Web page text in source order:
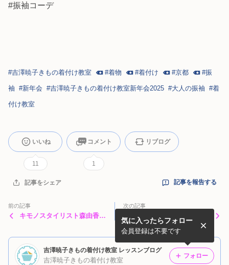
#振袖コーデ
#吉澤暁子きもの着付け教室 #着物 #着付け #京都 #振
袖 #新年会 #吉澤暁子きもの着付け教室新年会2025 #大人の振袖 #着
付け教室
いいね
11
コメント
1
リブログ
記事をシェア 記事を報告する
前の記事
キモノスタイリスト森由香利
次の記事
吉澤暁子きもの着付け教室
2025年新年会
吉澤暁子きもの着付け教室 レッスンブログ
吉澤暁子きもの着付け教室
気に入ったらフォロー
会員登録は不要です
フォロー